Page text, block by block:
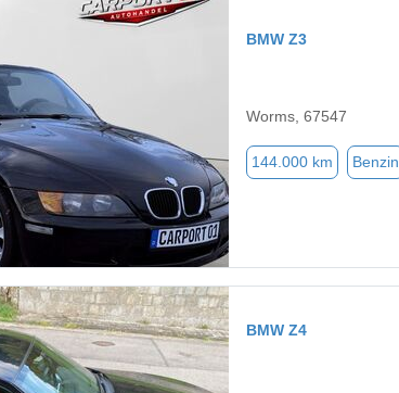
BMW Z3
Worms, 67547
144.000 km Benzin
BMW Z4